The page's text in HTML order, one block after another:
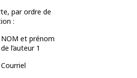
par ordre de
:
NOM et prénom
de l’auteur 1
Courriel